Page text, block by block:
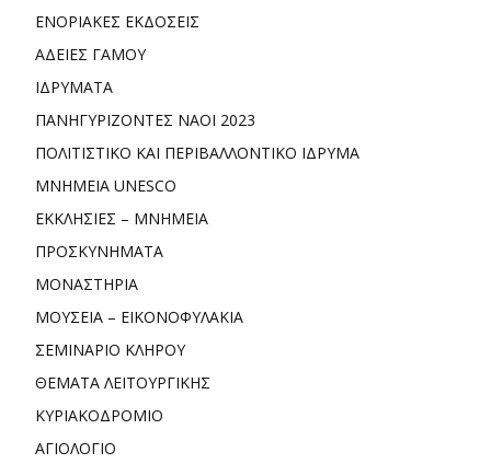
ΕΝΟΡΙΑΚΕΣ ΕΚΔΟΣΕΙΣ
ΑΔΕΙΕΣ ΓΑΜΟΥ
ΙΔΡΥΜΑΤΑ
ΠΑΝΗΓΥΡΙΖΟΝΤΕΣ ΝΑΟΙ 2023
ΠΟΛΙΤΙΣΤΙΚΟ ΚΑΙ ΠΕΡΙΒΑΛΛΟΝΤΙΚΟ ΙΔΡΥΜΑ
ΜΝΗΜΕΙΑ UNESCO
ΕΚΚΛΗΣΙΕΣ – ΜΝΗΜΕΙΑ
ΠΡΟΣΚΥΝΗΜΑΤΑ
ΜΟΝΑΣΤΗΡΙΑ
ΜΟΥΣΕΙΑ – ΕΙΚΟΝΟΦΥΛΑΚΙΑ
ΣΕΜΙΝΑΡΙΟ ΚΛΗΡΟΥ
ΘΕΜΑΤΑ ΛΕΙΤΟΥΡΓΙΚΗΣ
ΚΥΡΙΑΚΟΔΡΟΜΙΟ
ΑΓΙΟΛΟΓΙΟ